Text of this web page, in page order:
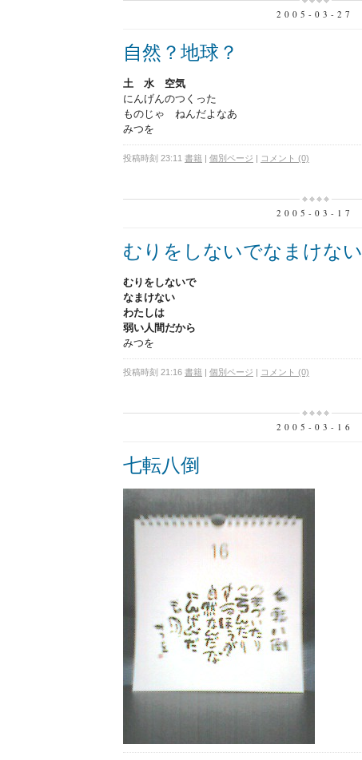
2005-03-27
自然？地球？
土 水 空気
にんげんのつくった
ものじゃ ねんだよなあ
みつを
投稿時刻 23:11 書籍 個別ページ コメント (0)
2005-03-17
むりをしないでなまけない
むりをしないで
なまけない
わたしは
弱い人間だから
みつを
投稿時刻 21:16 書籍 個別ページ コメント (0)
2005-03-16
七転八倒